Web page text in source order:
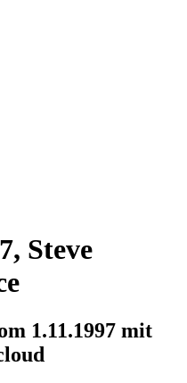
Steve
1.11.1997 mit